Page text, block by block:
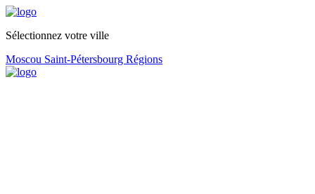
Sélectionnez votre ville
Moscou Saint-Pétersbourg Régions